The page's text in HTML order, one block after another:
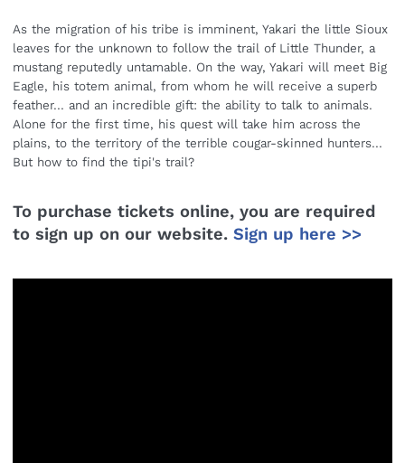
As the migration of his tribe is imminent, Yakari the little Sioux
leaves for the unknown to follow the trail of Little Thunder, a
mustang reputedly untamable. On the way, Yakari will meet Big
Eagle, his totem animal, from whom he will receive a superb
feather... and an incredible gift: the ability to talk to animals.
Alone for the first time, his quest will take him across the
plains, to the territory of the terrible cougar-skinned hunters...
But how to find the tipi's trail?
To purchase tickets online, you are required
to sign up on our website. Sign up here >>